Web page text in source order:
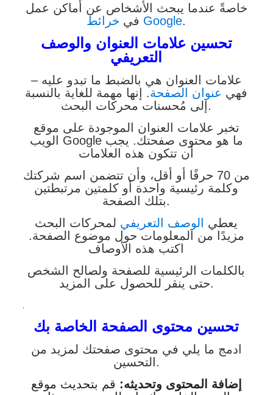
خاصةً عندما يبحث الأشخاص عن أماكن عمل
في خرائط Google.
تحسين علامات العنوان والوصف
التعريفي
علامات العنوان هي بالضبط ما تبدو عليه –
فهي عنوان الصفحة. إنها مهمة للغاية بالنسبة
إلى مُحسنات محركات البحث.
تخبر علامات العنوان الموجودة على موقع
الويب Google ما هو محتوى صفحتك. يجب
أن تتكون هذه العلامات
من 70 حرفًا أو أقل، وأن تتضمن اسم شركتك
وكلمة رئيسية واحدة أو كلمتين مرتبطتين
بتلك الصفحة.
يعطي
الوصف التعريفي لمحركات البحث
مزيدًا من المعلومات حول موضوع الصفحة.
اكتب هذه الأوصاف
بالكلمات الرئيسية للصفحة ولصالح الشخص
حتى ينقر للحصول على المزيد.
.
تحسين محتوى الصفحة الخاصة بك
ادمج ما يلي في محتوى صفحتك لمزيد من
التحسين.
إضافة المحتوى وتحديثه: قم بتحديث موقع